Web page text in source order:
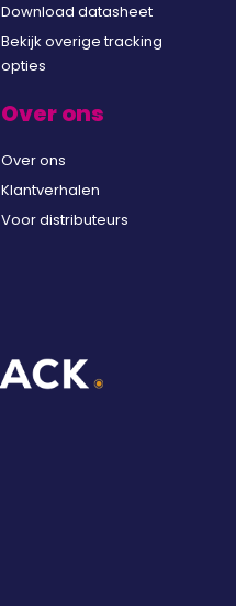
Download datasheet
Bekijk overige tracking
opties
Over ons
Over ons
Klantverhalen
Voor distributeurs